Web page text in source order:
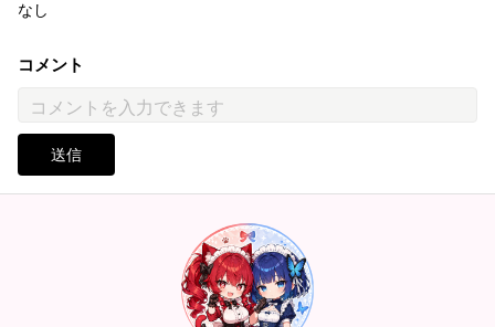
なし
コメント
送信